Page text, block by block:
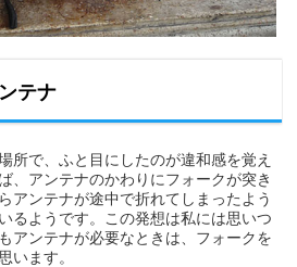
テナ
所で、ふと目にしたのが違和感を覚え
、アンテナのかわりにフォークが突き
アンテナが途中で折れてしまったよう
るようです。この発想は私には思いつ
アンテナが必要なときは、フォークを
います。